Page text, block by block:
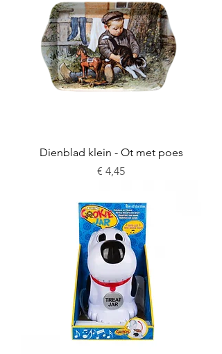
Dienblad klein - Ot met poes
Prijs
€ 4,45